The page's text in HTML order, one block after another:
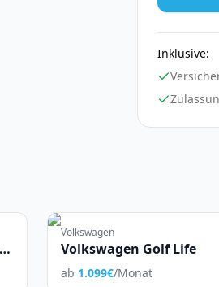
Inklusive:
Volkswagen
Volkswagen Golf Life
ab 1.099€/Monat